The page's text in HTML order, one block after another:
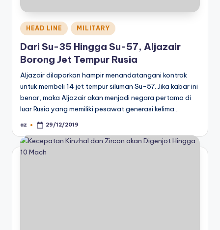
Posted
in
HEAD LINE MILITARY
Dari Su-35 Hingga Su-57, Aljazair
Borong Jet Tempur Rusia
Aljazair dilaporkan hampir menandatangani kontrak
untuk membeli 14 jet tempur siluman Su-57. Jika kabar ini
benar, maka Aljazair akan menjadi negara pertama di
luar Rusia yang memiliki pesawat generasi kelima…
Posted
az 29/12/2019